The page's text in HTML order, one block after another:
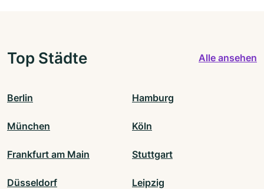
Top Städte Alle ansehen
Berlin Hamburg
München Köln
Frankfurt am Main Stuttgart
Düsseldorf Leipzig